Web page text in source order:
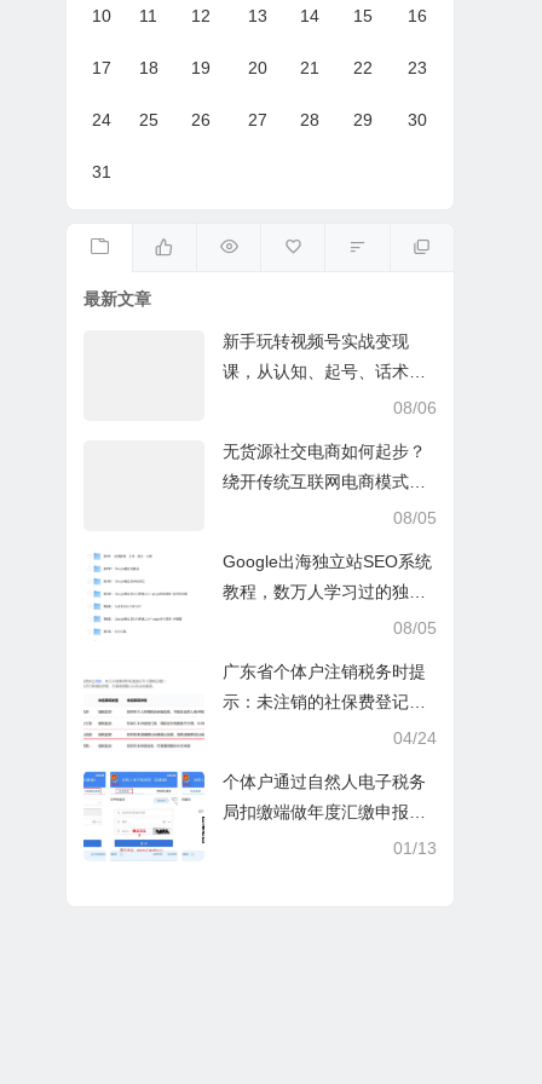
10 11 12 13 14 15 16
17 18 19 20 21 22 23
24 25 26 27 28 29 30
31
最新文章
新手玩转视频号实战变现
课，从认知、起号、话术、
选品、开播到投放的全链路
08/06
无货源社交电商如何起步？
绕开传统互联网电商模式撒
豆成兵，实现跨平台交易实
08/05
Google出海独立站SEO系统
教程，数万人学习过的独立
08/05
广东省个体户注销税务时提
示：未注销的社保费登记信
04/24
个体户通过自然人电子税务
局扣缴端做年度汇缴申报税
时显示要交税，不是可以免
01/13